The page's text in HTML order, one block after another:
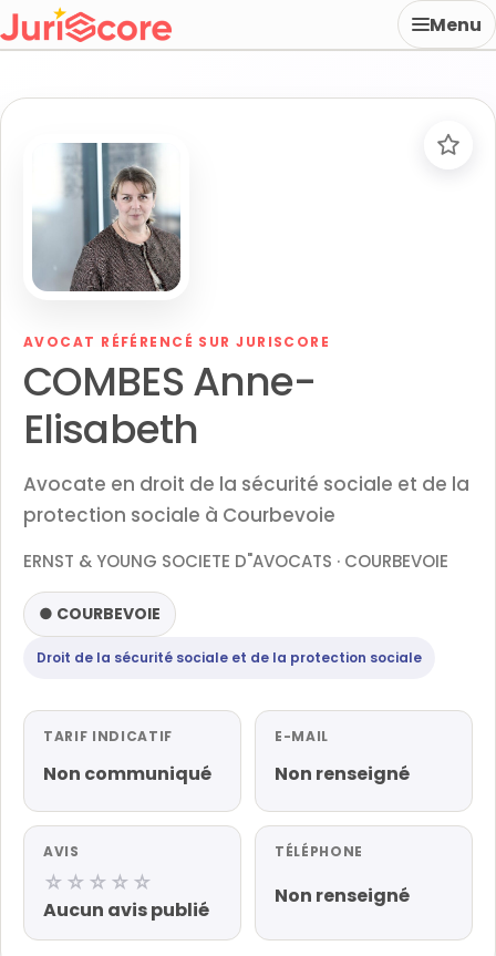
Menu
AVOCAT RÉFÉRENCÉ SUR JURISCORE
COMBES Anne-
Elisabeth
Avocate en droit de la sécurité sociale et de la
protection sociale à Courbevoie
ERNST & YOUNG SOCIETE D"AVOCATS · COURBEVOIE
● COURBEVOIE
Droit de la sécurité sociale et de la protection sociale
TARIF INDICATIF
Non communiqué
E-MAIL
Non renseigné
AVIS
☆☆☆☆☆
Aucun avis publié
TÉLÉPHONE
Non renseigné